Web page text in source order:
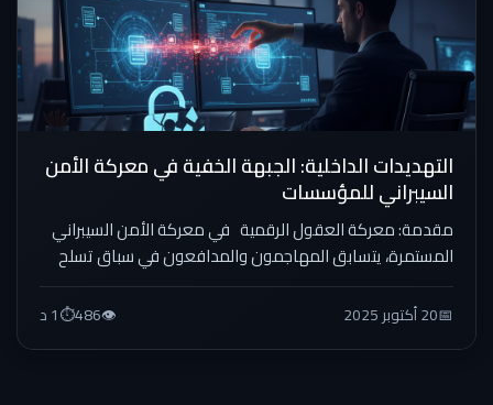
التهديدات الداخلية: الجبهة الخفية في معركة الأمن
السيبراني للمؤسسات
مقدمة: معركة العقول الرقمية في معركة الأمن السيبراني
المستمرة، يتسابق المهاجمون والمدافعون في سباق تسلح
تكنولوجي لا...
📅20 أكتوبر 2025 👁️
486
⏱️1 د